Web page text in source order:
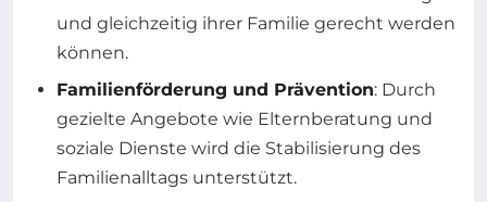
und gleichzeitig ihrer Familie gerecht werden
können.
Familienförderung und Prävention: Durch
gezielte Angebote wie Elternberatung und
soziale Dienste wird die Stabilisierung des
Familienalltags unterstützt.